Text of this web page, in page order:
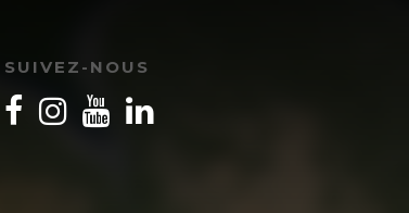
SUIVEZ-NOUS